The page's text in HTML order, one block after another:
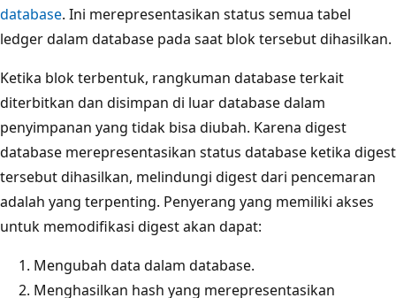
database. Ini merepresentasikan status semua tabel
ledger dalam database pada saat blok tersebut dihasilkan.
Ketika blok terbentuk, rangkuman database terkait
diterbitkan dan disimpan di luar database dalam
penyimpanan yang tidak bisa diubah. Karena digest
database merepresentasikan status database ketika digest
tersebut dihasilkan, melindungi digest dari pencemaran
adalah yang terpenting. Penyerang yang memiliki akses
untuk memodifikasi digest akan dapat:
Mengubah data dalam database.
Menghasilkan hash yang merepresentasikan